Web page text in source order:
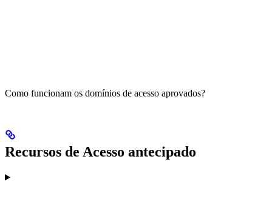
Como funcionam os domínios de acesso aprovados?
Recursos de Acesso antecipado